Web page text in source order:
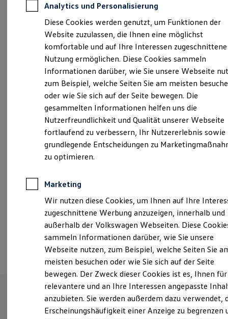
Für Gewerbekunden
Profi Paket
TopDeal
Gebrauchtwagen
ProfiPartner für Gebrauchtwagen
Zertifizierte Gebrauchtwagen
Finanzierung
Für Privatkunden
Für Gewerbekunden
Leasing
Für Privatkunden
Für Gewerbekunden
Versicherungen & Garantien
Garantien
Kfz-Versicherung für Nutzfahrzeuge
Restschuldversicherung
Wartungsverträge
Besitzer & Service
Sommer-Special
Reparatur, Pflege & Inspektion
Servicetermin anfragen
Service-Vorteile bei Volkswagen Nutzfahrzeuge
Economy Service
Räder & Reifen Service
Ersatzfahrzeuge
Notdienst und Pannenhilfe
Software, Konnektivität & Apps
California App
VW Connect für Ihren ID. Buzz
VW Connect für Ihren Transporter/Caravelle
VW Connect für Ihren Amarok
VW Connect für andere Modelle
Verantwortlich für die Inhalte auf dieser Seite ist die Autos und
Service Riedel GmbH (Impressum & Rechtliches)
Goldberger Straße 26, 19399 Dobbertin
kundendienst@riedel-auto.de
+49 38736 42405
Montag-Freitag 07:00-17:00 Uhr
Samstag
08:00 -12:00 Uhr
Ansprechpartner
Termin vereinbaren
Unsere Leistungenim
Analytics und Personalisierung
Diese Cookies werden genutzt, um Funktionen der
Website zuzulassen, die Ihnen eine möglichst
komfortable und auf Ihre Interessen zugeschnittene
Nutzung ermöglichen. Diese Cookies sammeln
Informationen darüber, wie Sie unsere Webseite
zum Beispiel, welche Seiten Sie am meisten
oder wie Sie sich auf der Seite bewegen. Die
gesammelten Informationen helfen uns die
Nutzerfreundlichkeit und Qualität unserer Webseite
fortlaufend zu verbessern, Ihr Nutzererlebnis sowie
grundlegende Entscheidungen zu
zu optimieren.
Marketing
Wir nutzen diese Cookies, um Ihnen auf Ihre
zugeschnittene Werbung anzuzeigen, innerhalb und
außerhalb der Volkswagen Webseiten. Diese
sammeln Informationen darüber, wie Sie unsere
Webseite nutzen, zum Beispiel, welche Seiten Sie
meisten besuchen oder wie Sie sich auf der Seite
bewegen. Der Zweck dieser Cookies ist es, Ihnen für
relevantere und an Ihre Interessen angepasste
anzubieten. Sie werden außerdem dazu verwendet,
Erscheinungshäufigkeit einer Anzeige zu begrenzen